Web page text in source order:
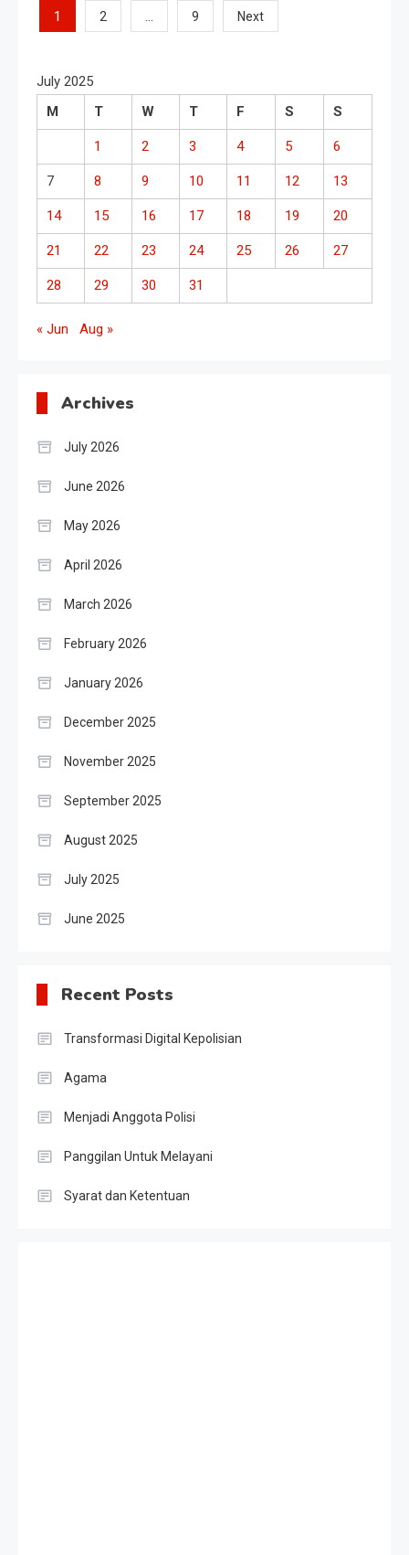
Posts
1 2 … 9 Next
July 2025
M
T W T F S S
1 2 3 4 5 6
7 8 9 10 11 12 13
14 15 16 17 18 19 20
21 22 23 24 25 26 27
28 29 30 31
« Jun Aug »
Archives
July 2026
June 2026
May 2026
April 2026
March 2026
February 2026
January 2026
December 2025
November 2025
September 2025
August 2025
July 2025
June 2025
Recent Posts
Transformasi Digital Kepolisian
Agama
Menjadi Anggota Polisi
Panggilan Untuk Melayani
Syarat dan Ketentuan